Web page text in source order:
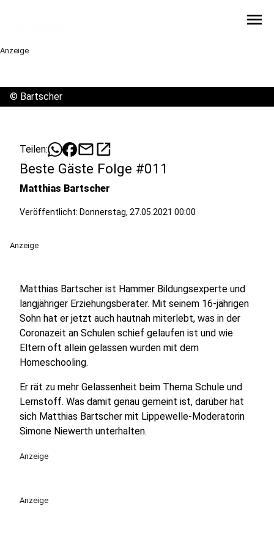
menu
Anzeige
© Bartscher
Teilen: mailopen_in_new
Beste Gäste Folge #011
Matthias Bartscher
Veröffentlicht: Donnerstag, 27.05.2021 00:00
Anzeige
Matthias Bartscher ist Hammer Bildungsexperte und
langjähriger Erziehungsberater. Mit seinem 16-jährigen
Sohn hat er jetzt auch hautnah miterlebt, was in der
Coronazeit an Schulen schief gelaufen ist und wie
Eltern oft allein gelassen wurden mit dem
Homeschooling.
Er rät zu mehr Gelassenheit beim Thema Schule und
Lernstoff. Was damit genau gemeint ist, darüber hat
sich Matthias Bartscher mit Lippewelle-Moderatorin
Simone Niewerth unterhalten.
Anzeige
Anzeige